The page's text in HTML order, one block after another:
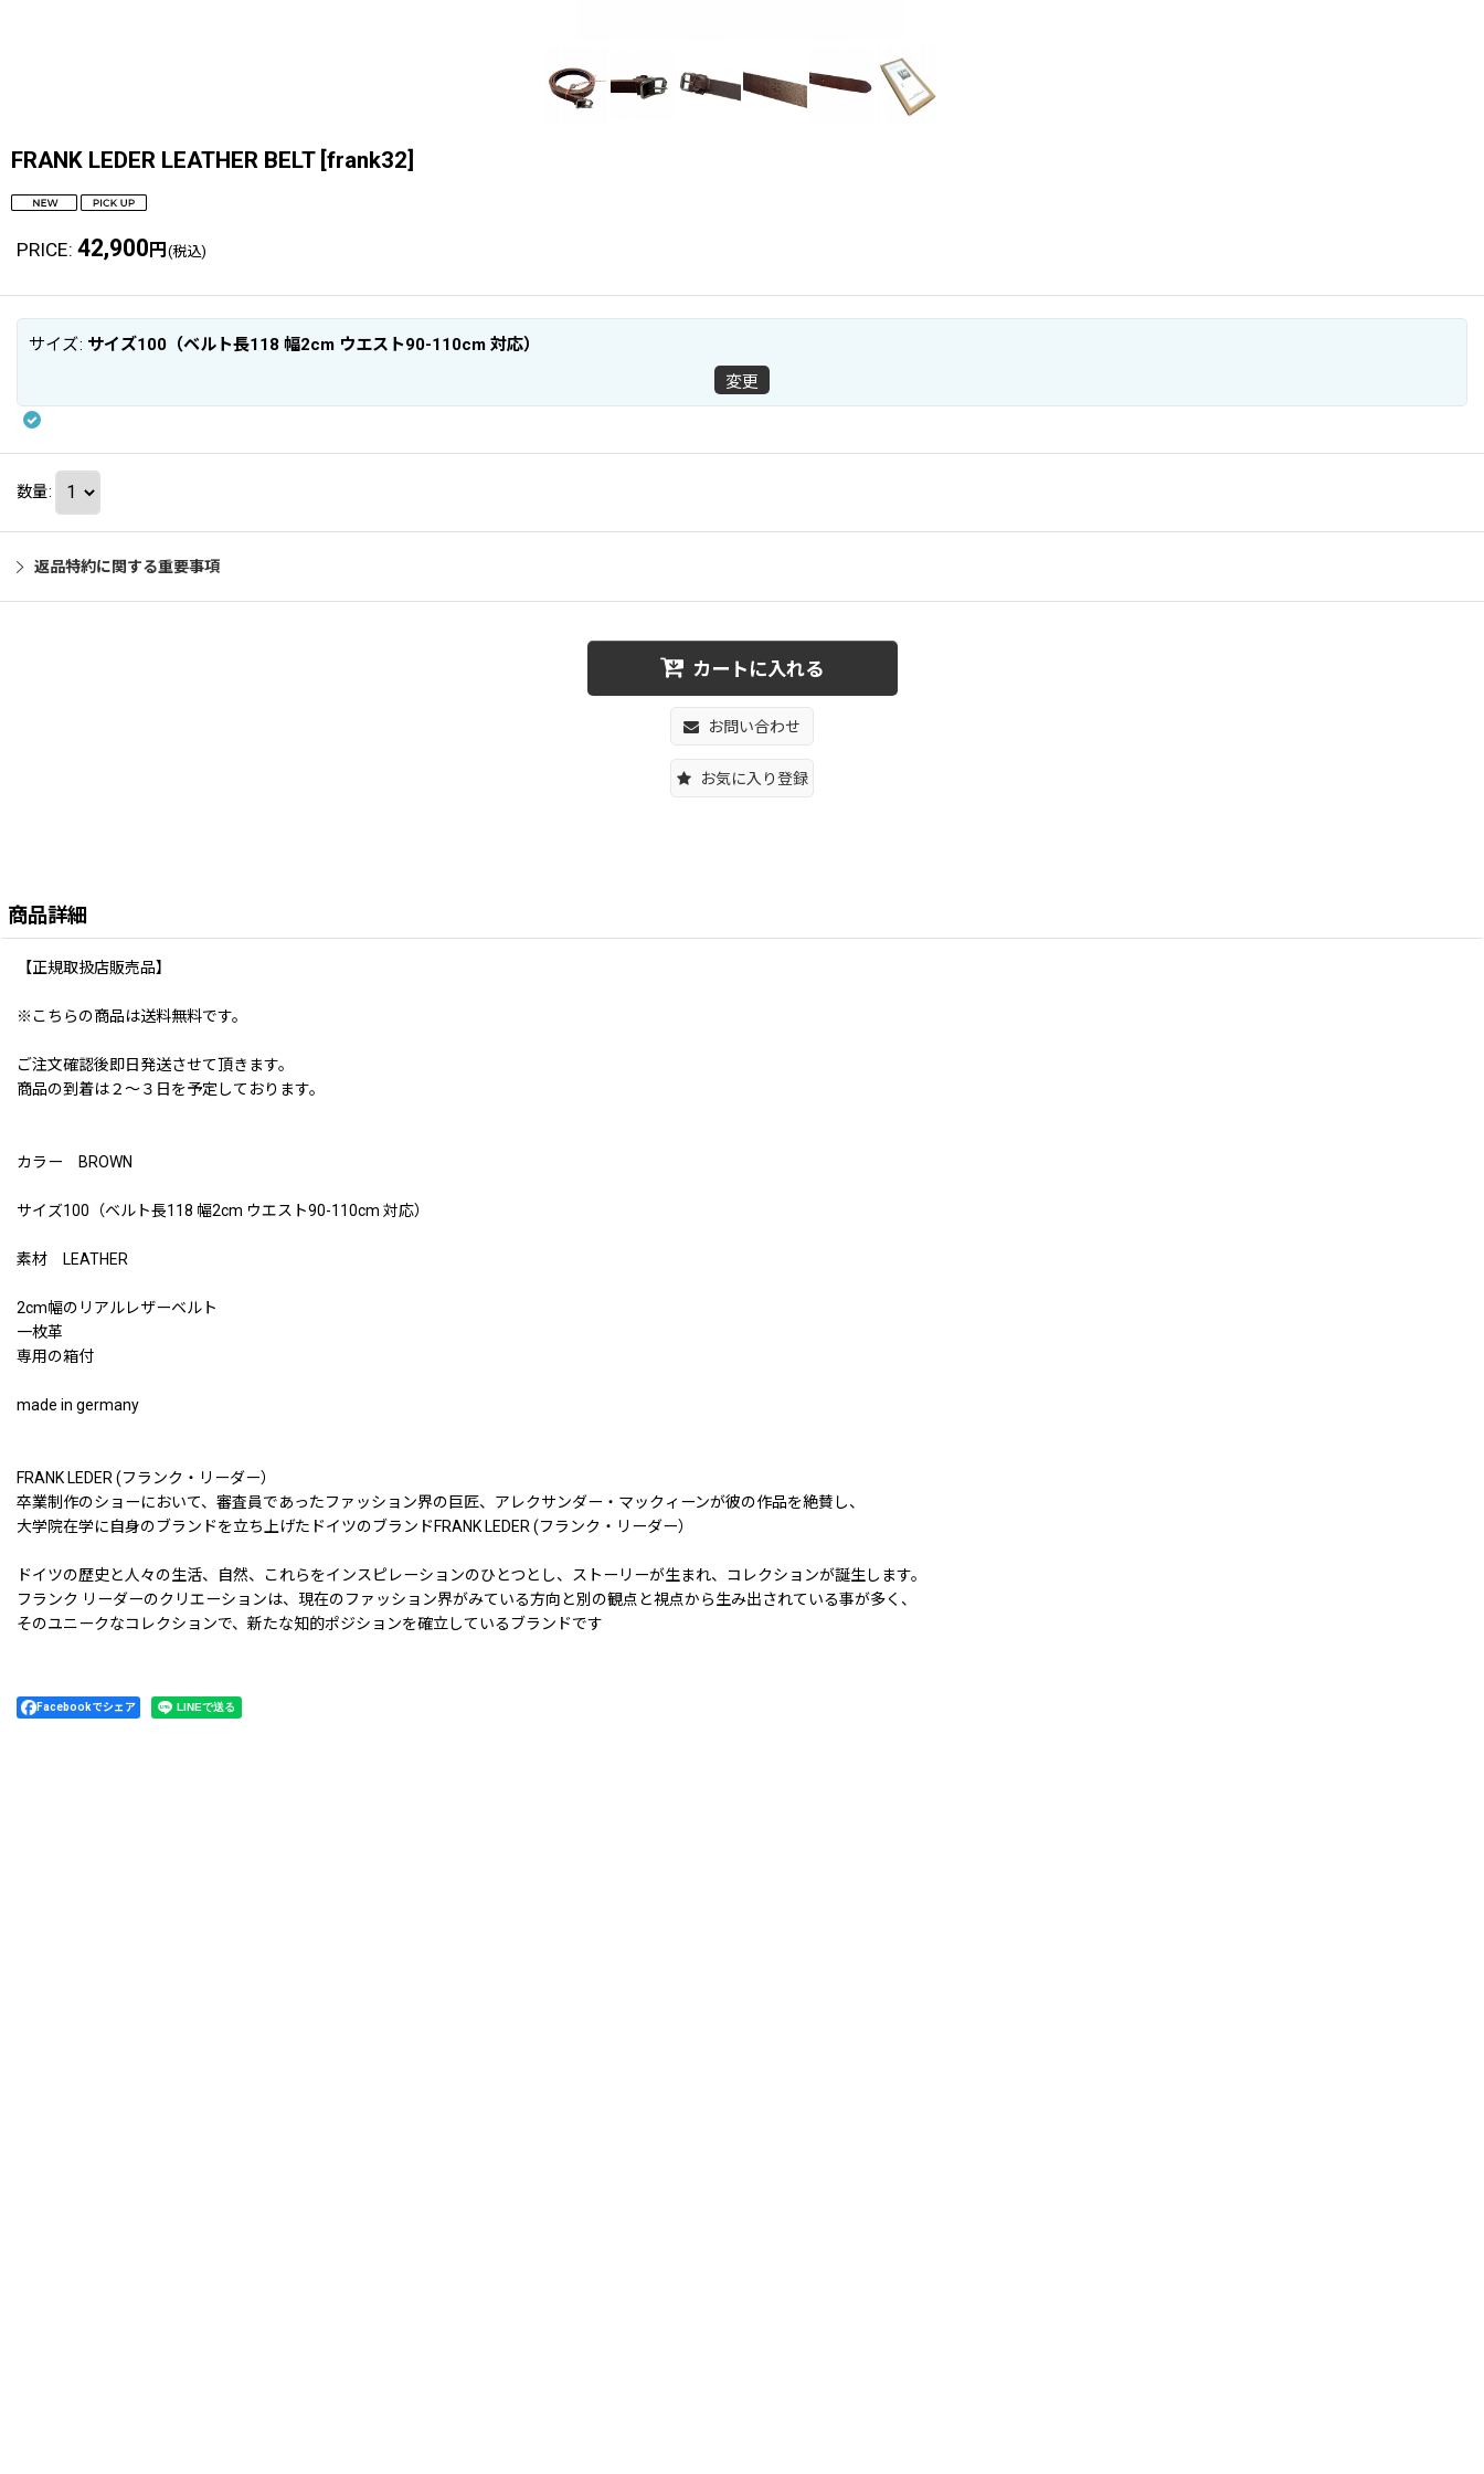
FRANK LEDER LEATHER BELT [frank32]
PRICE: 42,900 円 (税込)
サイズ: サイズ100（ベルト長118 幅2cm ウエスト90-110cm 対応）
変更
数量:
返品特約に関する重要事項
カートに入れる
お問い合わせ
お気に入り登録
商品詳細
【正規取扱店販売品】
※こちらの商品は送料無料です。
ご注文確認後即日発送させて頂きます。
商品の到着は２〜３日を予定しております。
カラー BROWN
サイズ100（ベルト長118 幅2cm ウエスト90-110cm 対応）
素材 LEATHER
2cm幅のリアルレザーベルト
一枚革
専用の箱付
made in germany
FRANK LEDER (フランク・リーダー）
卒業制作のショーにおいて、審査員であったファッション界の巨匠、アレクサンダー・マックィーンが彼の作品を絶賛し、
大学院在学に自身のブランドを立ち上げたドイツのブランドFRANK LEDER (フランク・リーダー）
ドイツの歴史と人々の生活、自然、これらをインスピレーションのひとつとし、ストーリーが生まれ、コレクションが誕生します。
フランク リーダーのクリエーションは、現在のファッション界がみている方向と別の観点と視点から生み出されている事が多く、
そのユニークなコレクションで、新たな知的ポジションを確立しているブランドです
Facebookでシェア